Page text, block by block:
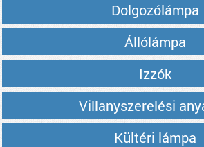
Dolgozólámpa
Állólámpa
Izzók
Villanyszerelési
Kültéri lámpa